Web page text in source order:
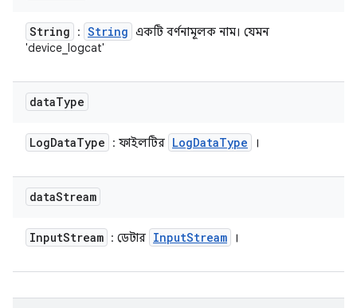
String : String একটি বর্ণনামূলক নাম। যেমন
'device_logcat'
dataType
LogDataType : ফাইলটির LogDataType ।
dataStream
InputStream : ডেটার InputStream ।